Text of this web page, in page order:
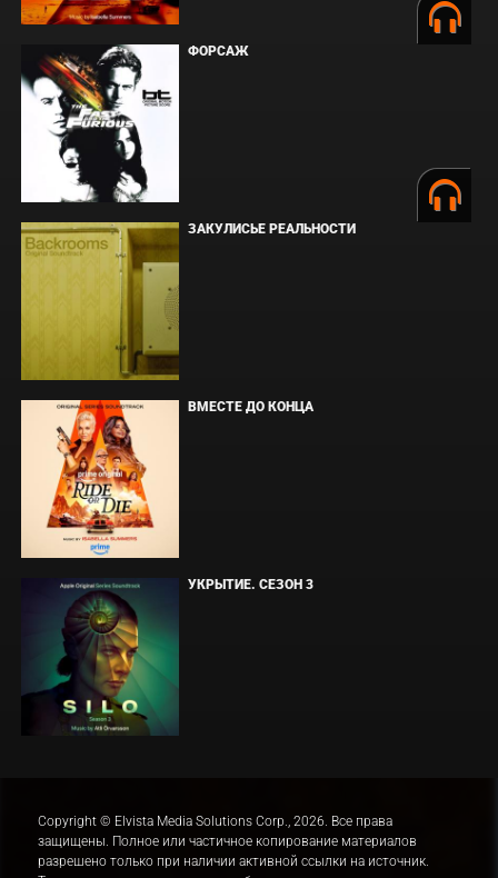
ФОРСАЖ
ЗАКУЛИСЬЕ РЕАЛЬНОСТИ
ВМЕСТЕ ДО КОНЦА
УКРЫТИЕ. СЕЗОН 3
Copyright © Elvista Media Solutions Corp., 2026. Все права
защищены. Полное или частичное копирование материалов
разрешено только при наличии активной ссылки на источник.